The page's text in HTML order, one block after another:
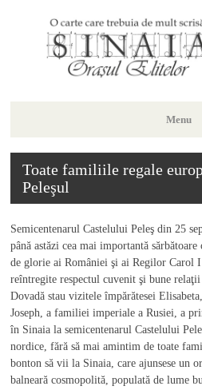
Menu
Toate familiile regale
Peleşul
Semicentenarul Castelului Peleş din 25
până astăzi cea mai importantă
de glorie ai României şi ai Regilor Carol
reîntregite respectul cuvenit şi bune
Dovadă stau vizitele împărătesei
Joseph, a familiei imperiale a Rusiei, a
în Sinaia la semicentenarul Castelului
nordice, fără să mai amintim de toate
bonton să vii la Sinaia, care ajunsese un
balneară cosmopolită, populată de lume